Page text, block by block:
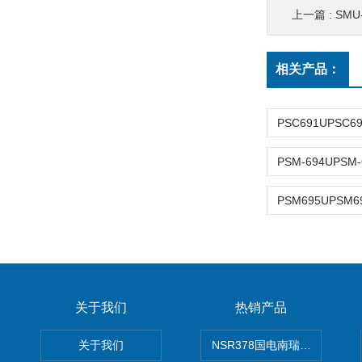
上一篇 :
相关产品：
关于我们
关于我们
热销产品
NSR378国电南瑞NSR-378变